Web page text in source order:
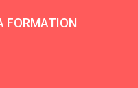
FORMATION